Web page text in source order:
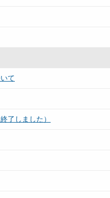
て
了しました）